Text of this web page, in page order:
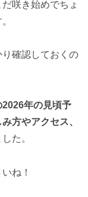
咲き始めでちょ
確認しておくの
年の見頃予
方やアクセス、
た。
ね！